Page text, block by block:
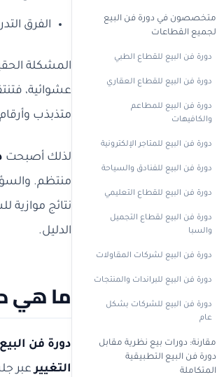
الفرق
المشكلة
عشوائية،
متذبذب وأرقام
لذلك أصبحت
منتظم.
نتائج موازية
الدليل.
ما هي
دورة فن البيع
التغيير
متخصصون في دورة فن البيع
لجميع القطاعات
دورة فن البيع للقطاع الطبي
دورة فن البيع للقطاع العقاري
دورة فن البيع للمطاعم
والكافيهات
دورة فن البيع للمتاجر الإلكترونية
دورة فن البيع للفنادق والسياحة
دورة فن البيع للقطاع التعليمي
دورة فن البيع لقطاع التجميل
والسبا
دورة فن البيع لشركات المقاولات
دورة فن البيع للبراندات والمنتجات
دورة فن البيع للشركات بشكل
عام
مقارنة: دورات بيع نظرية مقابل
دورة فن البيع التطبيقية
المتكاملة